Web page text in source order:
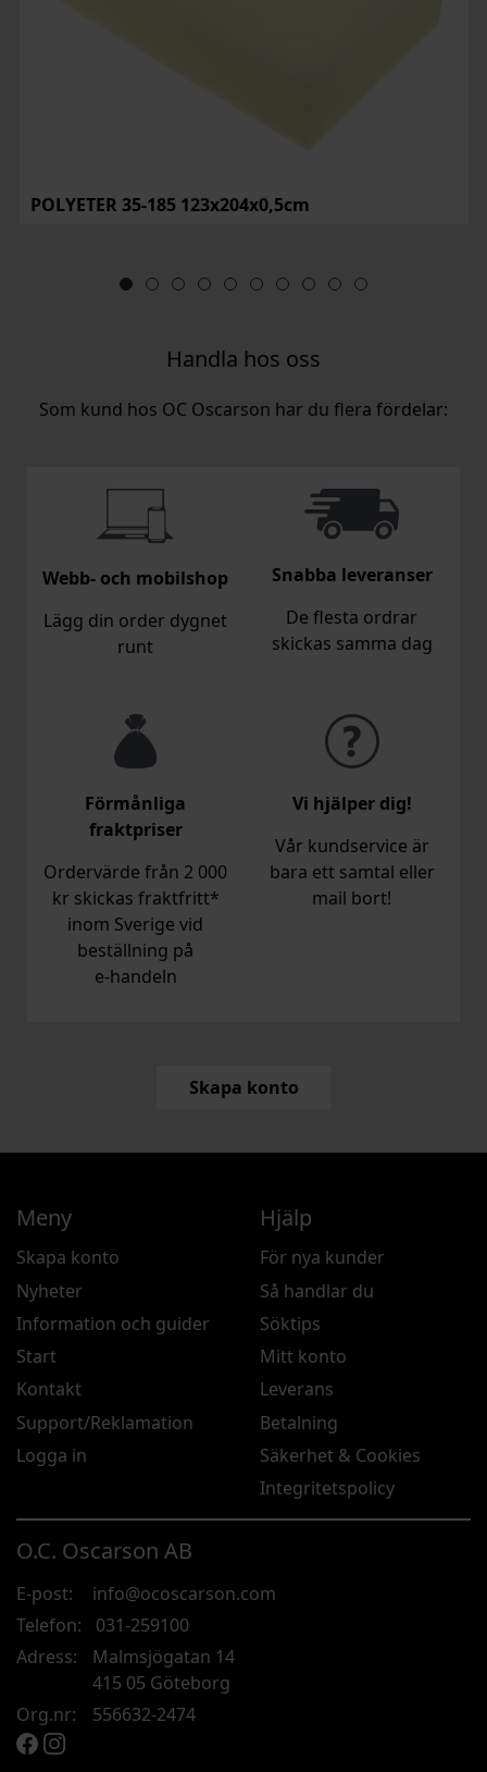
POLYETER 35-185 123x204x0,5cm
Handla hos oss
Som kund hos OC Oscarson har du flera fördelar:
Webb- och mobilshop
Lägg din order dygnet
runt
Snabba leveranser
De flesta ordrar
skickas samma dag
Förmånliga
fraktpriser
Ordervärde från 2 000
kr skickas fraktfritt*
inom Sverige vid
beställning på
e‑handeln
Vi hjälper dig!
Vår kundservice är
bara ett samtal eller
mail bort!
Skapa konto
O.C. Oscarson AB
E-post:
info@ocoscarson.com
Telefon:
031-259100
Adress:
Malmsjögatan 14
415 05 Göteborg
Org.nr:
556632-2474
Meny
Skapa konto
Nyheter
Information och guider
Start
Kontakt
Support/Reklamation
Logga in
Hjälp
För nya kunder
Så handlar du
Söktips
Mitt konto
Leverans
Betalning
Säkerhet & Cookies
Integritetspolicy